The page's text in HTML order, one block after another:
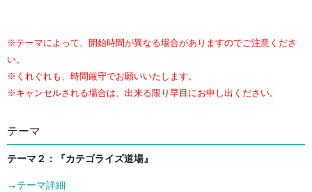
※テーマによって、開始時間が異なる場合がありますのでご注意くださ
い。
※くれぐれも、時間厳守でお願いいたします。
※キャンセルされる場合は、出来る限り早目にお申し出ください。
テーマ
テーマ２：『カテゴライズ道場』
→テーマ詳細